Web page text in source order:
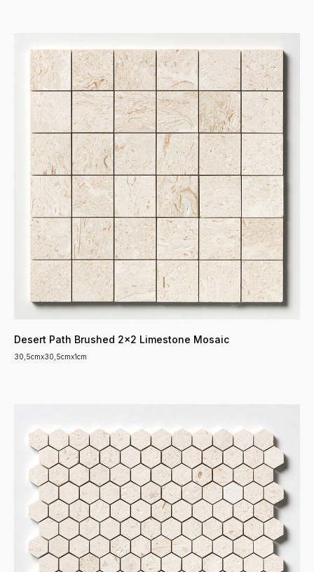
Desert Path Brushed 2x2 Limestone Mosaic
30,5cmx30,5cmx1cm